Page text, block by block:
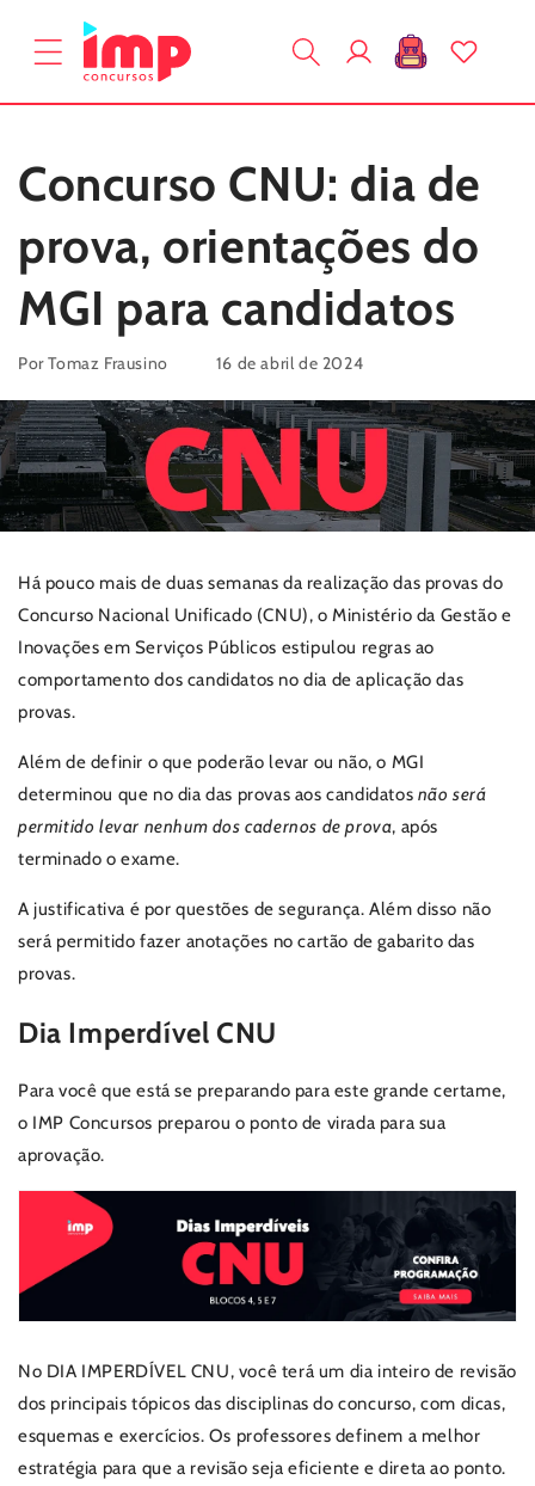
conteúdo
login
Carrinho
Concurso CNU: dia de
prova, orientações do
MGI para candidatos
Por Tomaz Frausino 16 de abril de 2024
Há pouco mais de duas semanas da realização das provas do
Concurso Nacional Unificado (CNU), o Ministério da Gestão e
Inovações em Serviços Públicos estipulou regras ao
comportamento dos candidatos no dia de aplicação das
provas.
Além de definir o que poderão levar ou não, o MGI
determinou que no dia das provas aos candidatos não será
permitido levar nenhum dos cadernos de prova, após
terminado o exame.
A justificativa é por questões de segurança. Além disso não
será permitido fazer anotações no cartão de gabarito das
provas.
Dia Imperdível CNU
Para você que está se preparando para este grande certame,
o IMP Concursos preparou o ponto de virada para sua
aprovação.
No DIA IMPERDÍVEL CNU, você terá um dia inteiro de revisão
dos principais tópicos das disciplinas do concurso, com dicas,
esquemas e exercícios. Os professores definem a melhor
estratégia para que a revisão seja eficiente e direta ao ponto.